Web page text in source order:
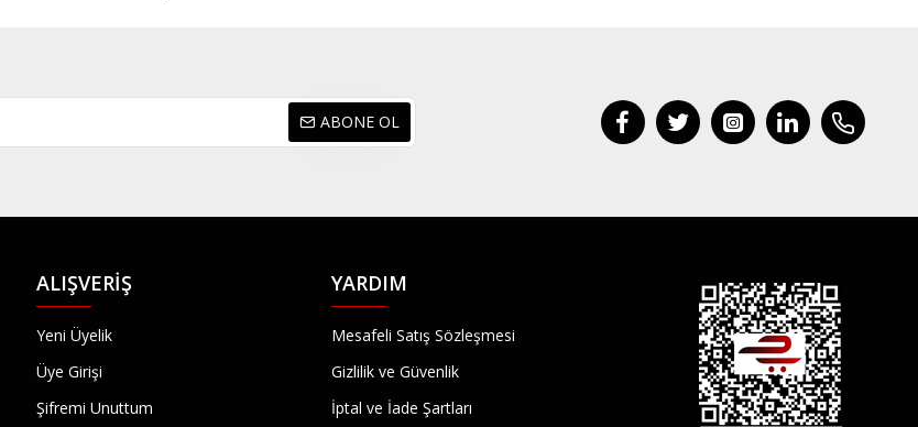
ABONE OL
ALIŞVERIŞ
Yeni Üyelik
Üye Girişi
Şifremi Unuttum
YARDIM
Mesafeli Satış Sözleşmesi
Gizlilik ve Güvenlik
İptal ve İade Şartları